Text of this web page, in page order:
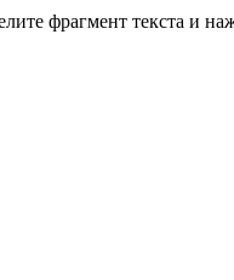
фрагмент текста и